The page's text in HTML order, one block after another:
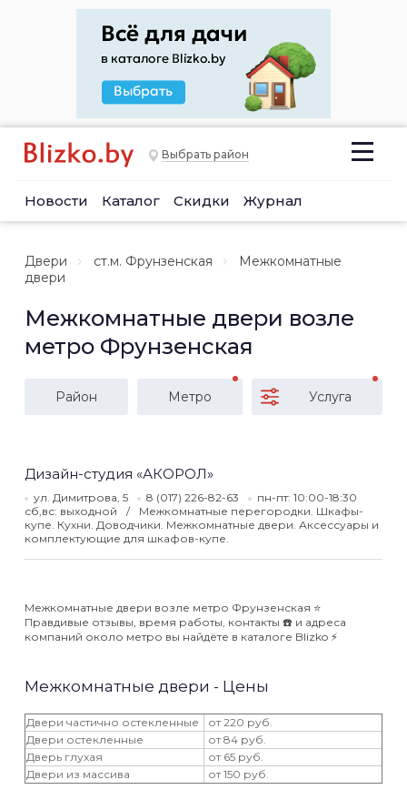
Выбрать район
Новости Каталог Скидки Журнал
Двери ст.м. Фрунзенская
Межкомнатные
двери
Межкомнатные двери возле
метро Фрунзенская
Район Метро Услуга
Дизайн-студия «АКОРОЛ»
ул. Димитрова, 5 8 (017) 226-82-63
пн-пт: 10:00-18:30
сб,вс: выходной
Межкомнатные перегородки. Шкафы-
купе. Кухни. Доводчики. Межкомнатные двери. Аксессуары и
комплектующие для шкафов-купе.
Межкомнатные двери возле метро Фрунзенская ⭐️
Правдивые отзывы, время работы, контакты ☎️ и адреса
компаний около метро вы найдёте в каталоге Blizko ⚡️
Межкомнатные двери - Цены
Двери частично остекленные
от 220 руб.
Двери остекленные
от 84 руб.
Дверь глухая
от 65 руб.
Двери из массива
от 150 руб.